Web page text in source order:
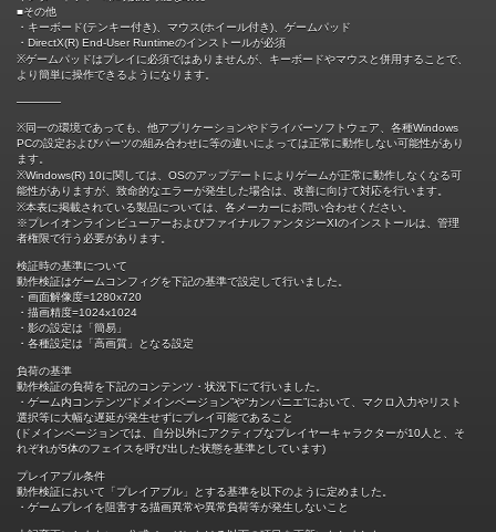
■その他
・キーボード(テンキー付き)、マウス(ホイール付き)、ゲームパッド
・DirectX(R) End-User Runtimeのインストールが必須
※ゲームパッドはプレイに必須ではありませんが、キーボードやマウスと併用することで、
より簡単に操作できるようになります。
――――
※同一の環境であっても、他アプリケーションやドライバーソフトウェア、各種Windows
PCの設定およびパーツの組み合わせに等の違いによっては正常に動作しない可能性があり
ます。
※Windows(R) 10に関しては、OSのアップデートによりゲームが正常に動作しなくなる可
能性がありますが、致命的なエラーが発生した場合は、改善に向けて対応を行います。
※本表に掲載されている製品については、各メーカーにお問い合わせください。
※プレイオンラインビューアーおよびファイナルファンタジーXIのインストールは、管理
者権限で行う必要があります。
検証時の基準について
動作検証はゲームコンフィグを下記の基準で設定して行いました。
・画面解像度=1280x720
・描画精度=1024x1024
・影の設定は「簡易」
・各種設定は「高画質」となる設定
負荷の基準
動作検証の負荷を下記のコンテンツ・状況下にて行いました。
・ゲーム内コンテンツ“ドメインベージョン”や“カンパニエ”において、マクロ入力やリスト
選択等に大幅な遅延が発生せずにプレイ可能であること
(ドメインベージョンでは、自分以外にアクティブなプレイヤーキャラクターが10人と、そ
れぞれが5体のフェイスを呼び出した状態を基準としています)
プレイアブル条件
動作検証において「プレイアブル」とする基準を以下のように定めました。
・ゲームプレイを阻害する描画異常や異常負荷等が発生しないこと